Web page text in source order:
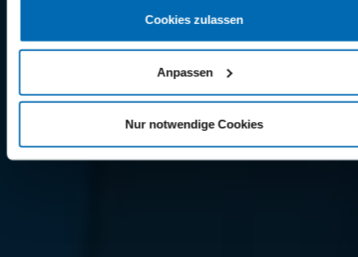
Cookies zulassen
Anpassen
Nur notwendige Cookies